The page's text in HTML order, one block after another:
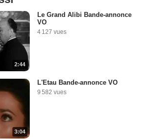
2:44
Le Grand Alibi Bande-annonce
VO
4 127 vues
3:04
L'Etau Bande-annonce VO
9 582 vues